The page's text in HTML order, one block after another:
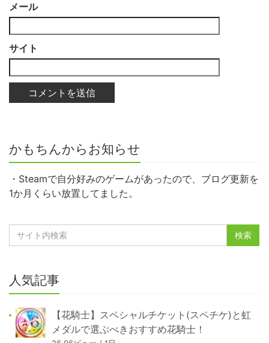
メール
サイト
かもちんからお知らせ
・Steamで自分好みのゲームがあったので、ブログ更新を
1か月くらい放置してました。
人気記事
【花騎士】スペシャルチケット(スペチケ)と虹
メダルで選ぶべきおすすめ花騎士！